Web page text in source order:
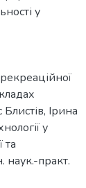
у
Ірина
у
та
наук.-практ.